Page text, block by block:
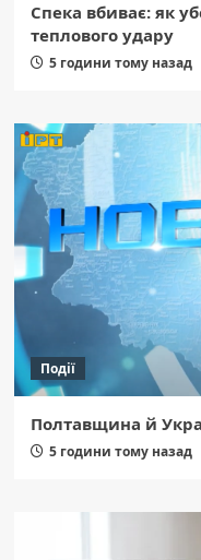
Спека вбиває: як
теплового удару
5 години тому назад
Події
Полтавщина й
5 години тому назад